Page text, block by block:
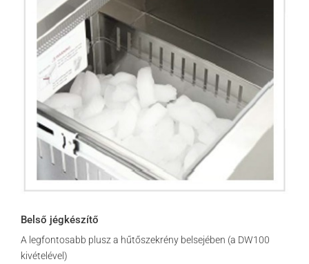
Belső jégkészítő
A legfontosabb plusz a hűtőszekrény belsejében (a DW100
kivételével)